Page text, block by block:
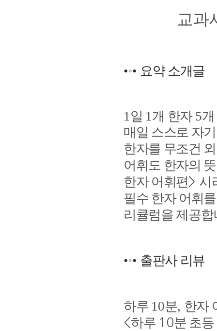
교과
••• 요약 소개글
1일 1개 한자 5
매일 스스로 자
한자를 무조건
어휘도 한자의
한자 어휘편> 시
필수 한자 어휘
리큘럼을 제공합
••• 출판사 리뷰
하루 10분, 한자
<하루 10분 초